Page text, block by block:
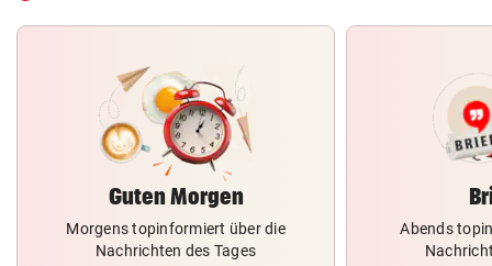
Guten Morgen
Morgens topinformiert über die
Nachrichten des Tages
Abends